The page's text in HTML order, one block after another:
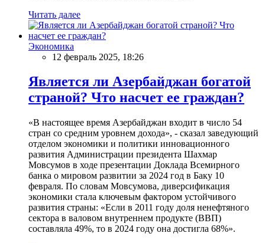
Читать далее
Экономика
12 февраль 2025, 18:26
Является ли Азербайджан богатой
страной? Что насчет ее граждан?
«В настоящее время Азербайджан входит в число 54
стран со средним уровнем дохода», - сказал заведующий
отделом экономики и политики инновационного
развития Администрации президента Шахмар
Мовсумов в ходе презентации Доклада Всемирного
банка о мировом развитии за 2024 год в Баку 10
февраля. По словам Мовсумова, диверсификация
экономики стала ключевым фактором устойчивого
развития страны: «Если в 2011 году доля ненефтяного
сектора в валовом внутреннем продукте (ВВП)
составляла 49%, то в 2024 году она достигла 68%».